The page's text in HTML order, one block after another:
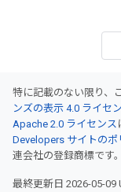
特に記載のない限り、
ンズの表示 4.0 ライセ
Apache 2.0 ライセンス
Developers サイトのポ
連会社の登録商標です。
最終更新日 2026-05-09